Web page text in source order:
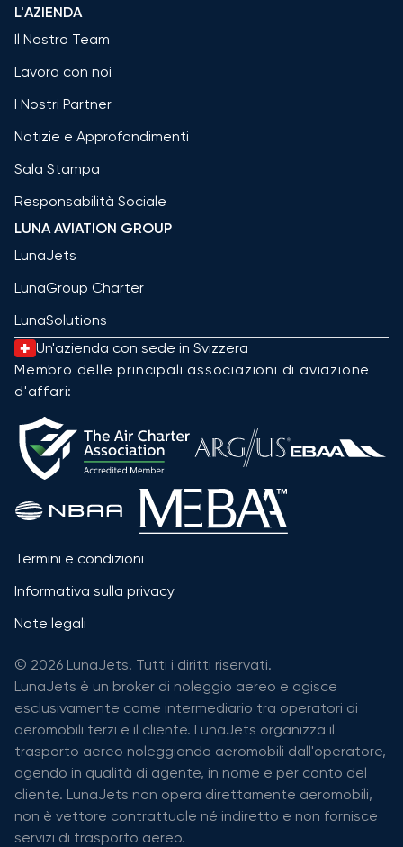
L'AZIENDA
Il Nostro Team
Lavora con noi
I Nostri Partner
Notizie e Approfondimenti
Sala Stampa
Responsabilità Sociale
LUNA AVIATION GROUP
LunaJets
LunaGroup Charter
LunaSolutions
Un'azienda con sede in Svizzera
Membro delle principali associazioni di aviazione
d'affari:
Termini e condizioni
Informativa sulla privacy
Note legali
© 2026 LunaJets. Tutti i diritti riservati.
LunaJets è un broker di noleggio aereo e agisce
esclusivamente come intermediario tra operatori di
aeromobili terzi e il cliente. LunaJets organizza il
trasporto aereo noleggiando aeromobili dall'operatore,
agendo in qualità di agente, in nome e per conto del
cliente. LunaJets non opera direttamente aeromobili,
non è vettore contrattuale né indiretto e non fornisce
servizi di trasporto aereo.